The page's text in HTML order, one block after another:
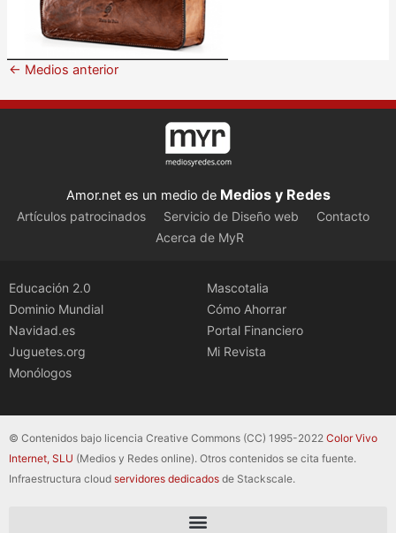
← Medios anterior
Amor.net es un medio de Medios y Redes
Artículos patrocinados Servicio de Diseño web
Contacto
Acerca de MyR
Educación 2.0
Dominio Mundial
Navidad.es
Juguetes.org
Monólogos
Mascotalia
Cómo Ahorrar
Portal Financiero
Mi Revista
© Contenidos bajo licencia Creative Commons (CC) 1995-2022 Color Vivo
Internet, SLU (Medios y Redes online). Otros contenidos se cita fuente.
Infraestructura cloud servidores dedicados de Stackscale.